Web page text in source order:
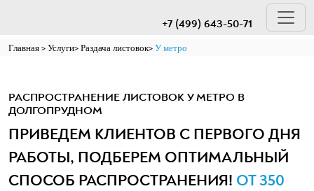
+7 (499) 643-50-71
Главная Услуги Раздача листовок У метро
РАСПРОСТРАНЕНИЕ ЛИСТОВОК У МЕТРО В
ДОЛГОПРУДНОМ
ПРИВЕДЕМ КЛИЕНТОВ С ПЕРВОГО ДНЯ
РАБОТЫ, ПОДБЕРЕМ ОПТИМАЛЬНЫЙ
СПОСОБ РАСПРОСТРАНЕНИЯ! ОТ 350